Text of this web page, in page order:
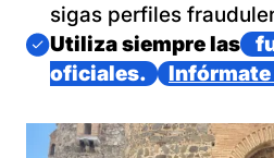
sigas perfiles
Imagen
Utiliza siempre las
oficiales.
Infórmate